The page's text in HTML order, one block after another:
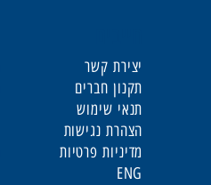
יצירת קשר
תקנון חברים
תנאי שימוש
הצהרת נגישות
מדיניות פרטיות
ENG